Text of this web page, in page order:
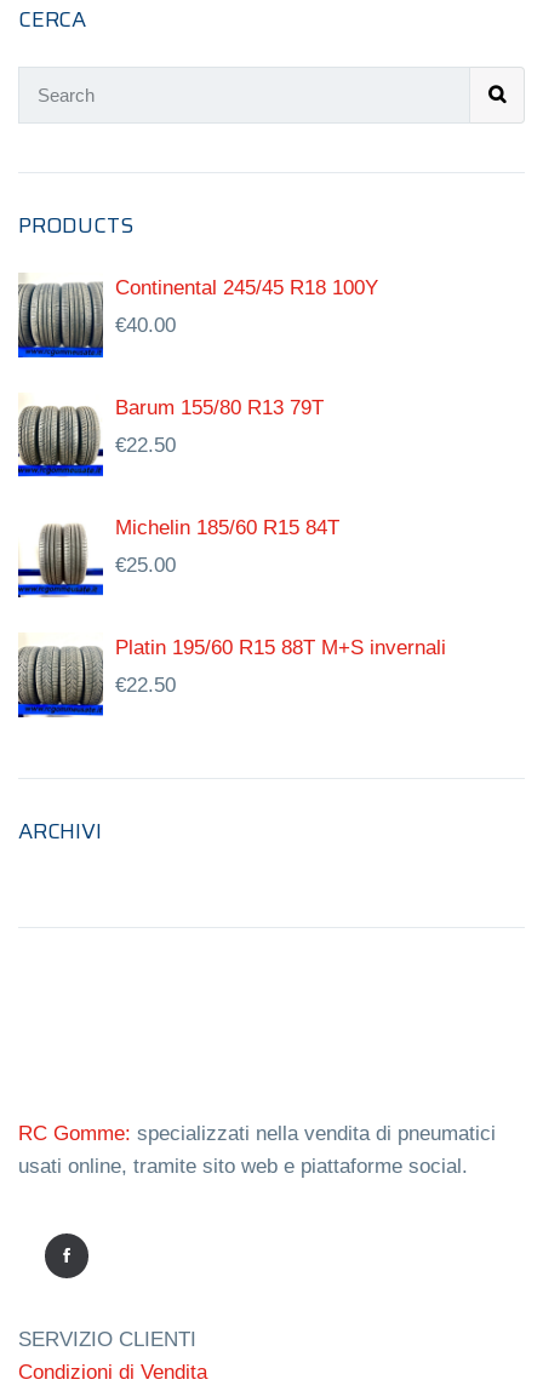
CERCA
PRODUCTS
Continental 245/45 R18 100Y
€40.00
Barum 155/80 R13 79T
€22.50
Michelin 185/60 R15 84T
€25.00
Platin 195/60 R15 88T M+S invernali
€22.50
ARCHIVI
RC Gomme: specializzati nella vendita di pneumatici
usati online, tramite sito web e piattaforme social.
SERVIZIO CLIENTI
Condizioni di Vendita